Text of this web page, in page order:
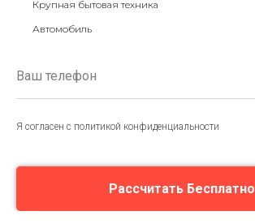
Крупная бытовая техника
Автомобиль
Я согласен с политикой конфиденциальности
Рассчитать Бесплатно